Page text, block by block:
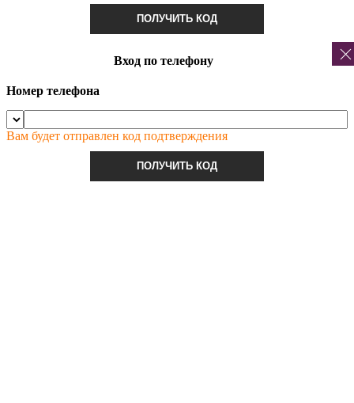
ПОЛУЧИТЬ КОД
Вход по телефону
Номер телефона
Вам будет отправлен код подтверждения
ПОЛУЧИТЬ КОД